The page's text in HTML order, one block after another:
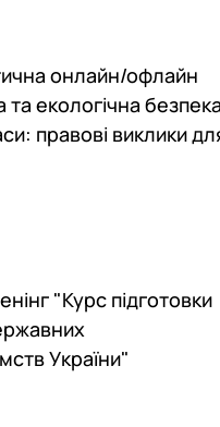
онлайн/офлайн
екологічна
правові виклики
"Курс підготовки
України"